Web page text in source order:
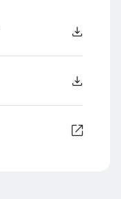
download
download
open_in_new